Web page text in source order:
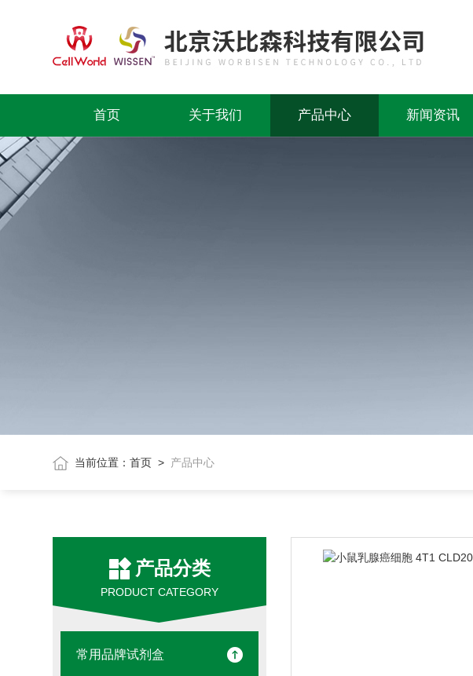
首页 关于我们 产品中心 新闻资讯
当前位置：首页 > 产品中心
产品分类
PRODUCT CATEGORY
常用品牌试剂盒